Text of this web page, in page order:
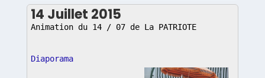
14 Juillet 2015
Animation du 14 / 07 de La PATRIOTE
Diaporama